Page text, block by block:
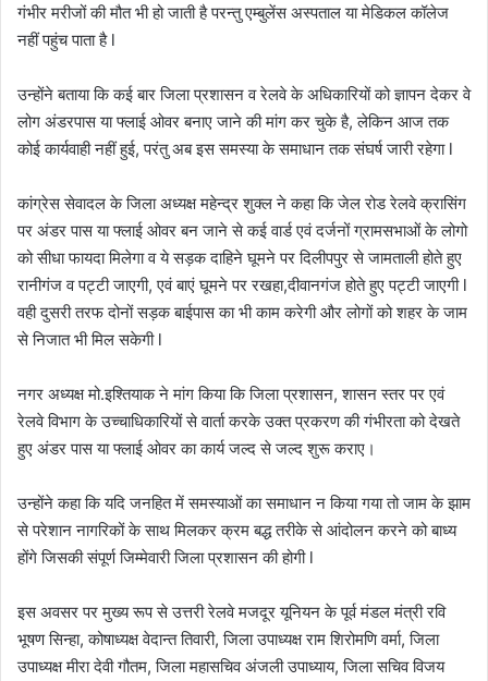
गंभीर मरीजों की मौत भी हो जाती है परन्तु एम्बुलेंस अस्पताल या मेडिकल कॉलेज
नहीं पहुंच पाता है l
उन्होंने बताया कि कई बार जिला प्रशासन व रेलवे के अधिकारियों को ज्ञापन देकर वे
लोग अंडरपास या फ्लाई ओवर बनाए जाने की मांग कर चुके है, लेकिन आज तक
कोई कार्यवाही नहीं हुई, परंतु अब इस समस्या के समाधान तक संघर्ष जारी रहेगा l
कांग्रेस सेवादल के जिला अध्यक्ष महेन्द्र शुक्ल ने कहा कि जेल रोड रेलवे क्रासिंग
पर अंडर पास या फ्लाई ओवर बन जाने से कई वार्ड एवं दर्जनों ग्रामसभाओं के लोगो
को सीधा फायदा मिलेगा व ये सड़क दाहिने घूमने पर दिलीपपुर से जामताली होते हुए
रानीगंज व पट्टी जाएगी, एवं बाएं घूमने पर रखहा,दीवानगंज होते हुए पट्टी जाएगी l
वही दुसरी तरफ दोनों सड़क बाईपास का भी काम करेगी और लोगों को शहर के जाम
से निजात भी मिल सकेगी l
नगर अध्यक्ष मो.इश्तियाक ने मांग किया कि जिला प्रशासन, शासन स्तर पर एवं
रेलवे विभाग के उच्चाधिकारियों से वार्ता करके उक्त प्रकरण की गंभीरता को देखते
हुए अंडर पास या फ्लाई ओवर का कार्य जल्द से जल्द शुरू कराए।
उन्होंने कहा कि यदि जनहित में समस्याओं का समाधान न किया गया तो जाम के झाम
से परेशान नागरिकों के साथ मिलकर क्रम बद्ध तरीके से आंदोलन करने को बाध्य
होंगे जिसकी संपूर्ण जिम्मेवारी जिला प्रशासन की होगी l
इस अवसर पर मुख्य रूप से उत्तरी रेलवे मजदूर यूनियन के पूर्व मंडल मंत्री रवि
भूषण सिन्हा, कोषाध्यक्ष वेदान्त तिवारी, जिला उपाध्यक्ष राम शिरोमणि वर्मा, जिला
उपाध्यक्ष मीरा देवी गौतम, जिला महासचिव अंजली उपाध्याय, जिला सचिव विजय